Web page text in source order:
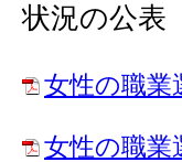
状況の公表
女性の職業
女性の職業